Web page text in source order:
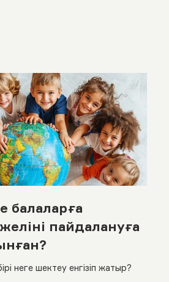
балаларға
пайдалануға
неге шектеу енгізіп жатыр?